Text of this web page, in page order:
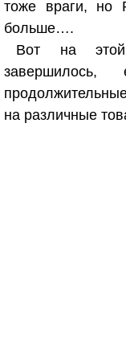
тоже враги, но
больше….
Вот на
на различные